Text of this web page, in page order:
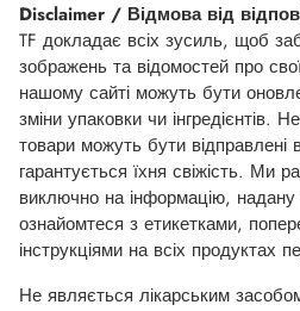
Disclaimer / Відмова від
TF докладає всіх зусиль, щоб
зображень та відомостей про
нашому сайті можуть бути
зміни упаковки чи інгредієнтів.
товари можуть бути відправлені
гарантується їхня свіжість. Ми
виключно на інформацію, надану
ознайомтеся з етикетками,
інструкціями на всіх продуктах
Не являється лікарським